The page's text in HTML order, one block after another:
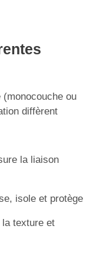
(monocouche ou
diffèrent
la liaison
isole et protège
la texture et